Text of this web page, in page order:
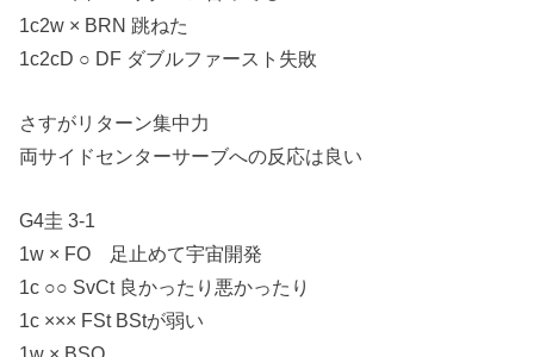
1c2w × BRN 跳ねた
1c2cD ○ DF ダブルファースト失敗
さすがリターン集中力
両サイドセンターサーブへの反応は良い
G4圭 3-1
1w × FO 足止めて宇宙開発
1c ○○ SvCt 良かったり悪かったり
1c ××× FSt BStが弱い